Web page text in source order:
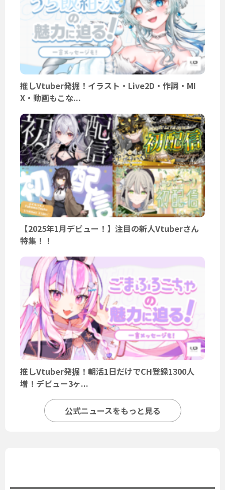
推しVtuber発掘！イラスト・Live2D・作詞・MI
X・動画もこな...
【2025年1月デビュー！】注目の新人Vtuberさん
特集！！
推しVtuber発掘！朝活1日だけでCH登録1300人
増！デビュー3ヶ...
公式ニュースをもっと見る